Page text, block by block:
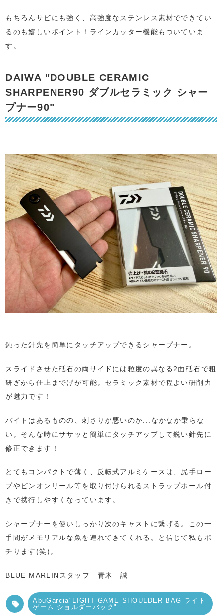
もちろんサビにも強く、高強度なステンレス素材でできてい
るのも嬉しいポイント！ラインカッター機能もついていま
す。
DAIWA "DOUBLE CERAMIC
SHARPENER90 ダブルセラミック シャー
プナー90"
鈍った針先を簡単にタッチアップできるシャープナー。
スライドさせた砥石の両サイドには粒度の異なる2面砥石で粗
研ぎから仕上までげが可能。セラミック素材で程よい研削力
が魅力です！
バイトはあるものの、刺さりが悪いのか...なかなか乗らな
い。そんな時にササッと簡単にタッチアップして鋭い針先に
修正できます！
とてもコンパクトで薄く、反転式アルミケースは、尻手ロー
プやピンオンリール等を取り付けられるストラップホール付
きで携行しやすくなっています。
シャープナーを使いしっかり次のキャストに繋げる。この一
手間がメモリアルな魚を連れてきてくれる。と信じて私もポ
チります(笑)。
BLUE MARLINスタッフ 青木 誠
AbuGarcia"LIGHT GAME SHOULDER BAG ライト
ゲーム ショルダーバック"